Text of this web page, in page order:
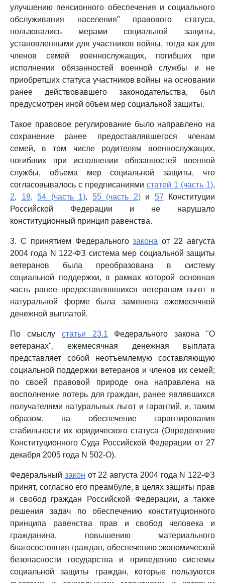
улучшению пенсионного обеспечения и социального
обслуживания населения" правового статуса,
пользовались мерами социальной защиты,
установленными для участников войны, тогда как для
членов семей военнослужащих, погибших при
исполнении обязанностей военной службы и не
приобретших статуса участников войны на основании
ранее действовавшего законодательства, был
предусмотрен иной объем мер социальной защиты.
Такое правовое регулирование было направлено на
сохранение ранее предоставлявшегося членам
семей, в том числе родителям военнослужащих,
погибших при исполнении обязанностей военной
службы, объема мер социальной защиты, что
согласовывалось с предписаниями статей 1 (часть 1),
2, 18, 54 (часть 1), 55 (часть 2)и 57 Конституции
Российской Федерации и не нарушало
конституционный принцип равенства.
3. С принятием Федеральногозакона от 22 августа
2004 года N 122-ФЗ система мер социальной защиты
ветеранов была преобразована в систему
социальной поддержки, в рамках которой основная
часть ранее предоставлявшихся ветеранам льгот в
натуральной форме была заменена ежемесячной
денежной выплатой.
По смыслу статьи 23.1 Федерального закона "О
ветеранах", ежемесячная денежная выплата
представляет собой неотъемлемую составляющую
социальной поддержки ветеранов и членов их семей;
по своей правовой природе она направлена на
восполнение потерь для граждан, ранее являвшихся
получателями натуральных льгот и гарантий, и, таким
образом, на обеспечение гарантирования
стабильности их юридического статуса (Определение
Конституционного Суда Российской Федерации от 27
декабря 2005 года N 502-О).
Федеральный закон от 22 августа 2004 года N 122-ФЗ
принят, согласно его преамбуле, в целях защиты прав
и свобод граждан Российской Федерации, а также
решения задач по обеспечению конституционного
принципа равенства прав и свобод человека и
гражданина, повышению материального
благосостояния граждан, обеспечению экономической
безопасности государства и приведению системы
социальной защиты граждан, которые пользуются